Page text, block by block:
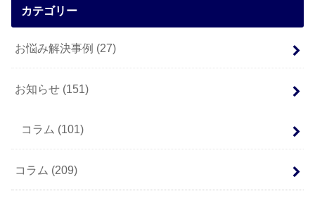
カテゴリー
お悩み解決事例 (27)
お知らせ (151)
コラム (101)
コラム (209)